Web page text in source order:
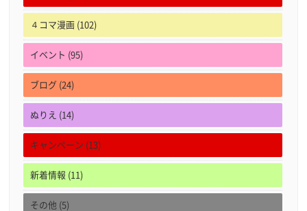
４コマ漫画 (102)
イベント (95)
ブログ (24)
ぬりえ (14)
キャンペーン (13)
新着情報 (11)
その他 (5)